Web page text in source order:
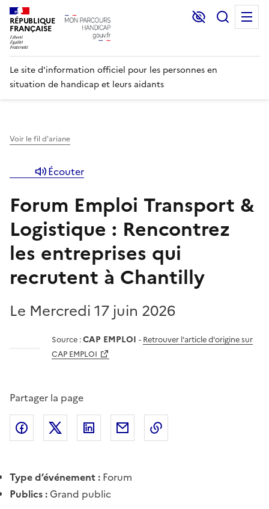
RÉPUBLIQUE
FRANÇAISE
Lecture et
Le site d'information officiel pour les personnes en
situation de handicap et leurs aidants
Voir le fil d'ariane
Écouter
Forum Emploi Transport &
Logistique : Rencontrez
les entreprises qui
recrutent à Chantilly
Le Mercredi 17 juin 2026
Source :CAP EMPLOI - Retrouver l'article d'origine sur
CAP EMPLOI
Partager la page
Partager l'article surFacebook
Partager l'article sur X (anciennement
Partager l'article sur
Partager l'article par courriel
Type d’événement : Forum
Publics :Grand public